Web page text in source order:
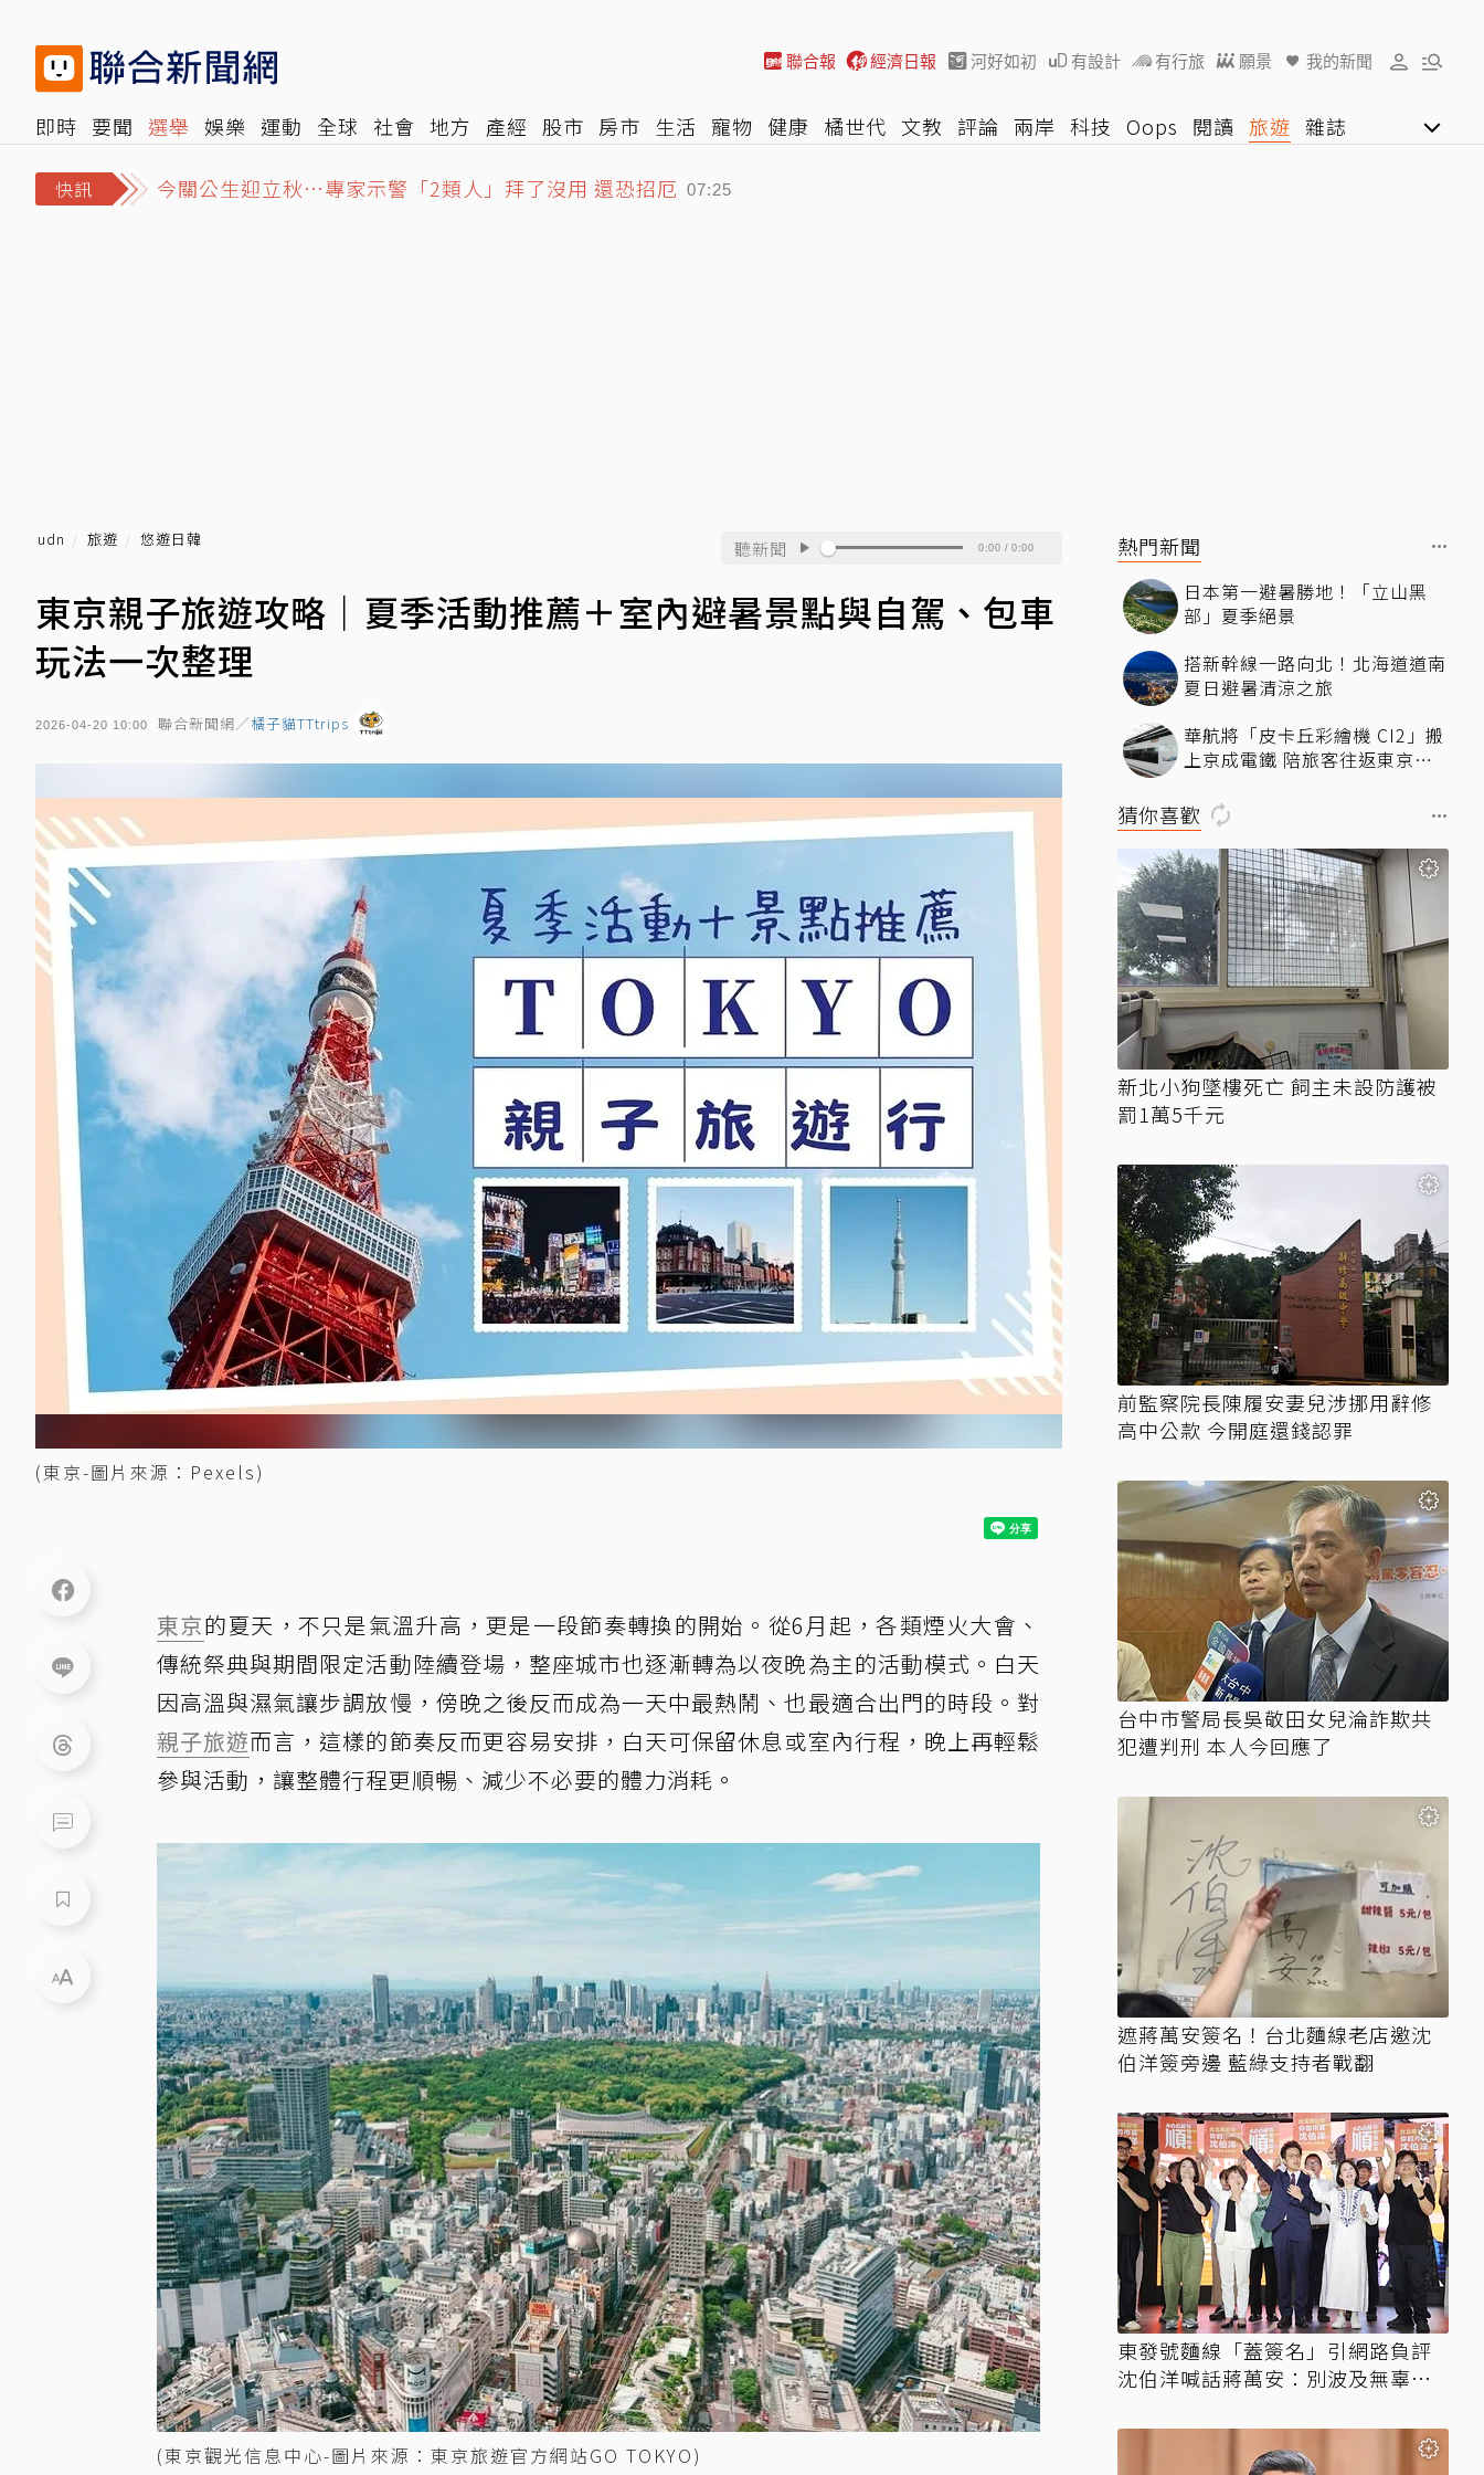
聯合報 經濟日報 河好如初 有設計 有行旅 願景 我的新聞
即時 要聞 選舉 娛樂 運動 全球 社會 地方 產經 股市 房市 生活 寵物 健康 橘世代 文教 評論 兩岸 科技 Oops 閱讀 旅遊 雜誌
快訊
今關公生迎立秋…專家示警「2類人」拜了沒用 還恐招厄
父親節泡湯了！專家曝白海豚搖滾時段 最快明天下午海警加強防颱
udn 旅遊 悠遊日韓 聽新聞 0:00 / 0:00
東京親子旅遊攻略｜夏季活動推薦＋室內避暑景點與自駕、包車
玩法一次整理
2026-04-20 10:00 聯合新聞網／橘子貓TTtrips
(東京-圖片來源：Pexels)
東京的夏天，不只是氣溫升高，更是一段節奏轉換的開始。從6月起，各類煙火大會、
傳統祭典與期間限定活動陸續登場，整座城市也逐漸轉為以夜晚為主的活動模式。白天
因高溫與濕氣讓步調放慢，傍晚之後反而成為一天中最熱鬧、也最適合出門的時段。對
親子旅遊而言，這樣的節奏反而更容易安排，白天可保留休息或室內行程，晚上再輕鬆
參與活動，讓整體行程更順暢、減少不必要的體力消耗。
(東京觀光信息中心-圖片來源：東京旅遊官方網站GO TOKYO)
熱門新聞
日本第一避暑勝地！「立山黑
部」夏季絕景
搭新幹線一路向北！北海道道南
夏日避暑清涼之旅
華航將「皮卡丘彩繪機 CI2」搬
上京成電鐵 陪旅客往返東京成
猜你喜歡
新北小狗墜樓死亡 飼主未設防護被
罰1萬5千元
前監察院長陳履安妻兒涉挪用辭修
高中公款 今開庭還錢認罪
台中市警局長吳敬田女兒淪詐欺共
犯遭判刑 本人今回應了
遮蔣萬安簽名！台北麵線老店邀沈
伯洋簽旁邊 藍綠支持者戰翻
東發號麵線「蓋簽名」引網路負評
沈伯洋喊話蔣萬安：別波及無辜店